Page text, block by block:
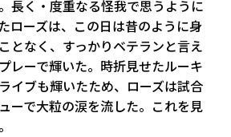
長く・度重なる怪我で思うように
ローズは、この日は昔のように身
となく、すっかりベテランと言え
レーで輝いた。時折見せたルーキ
イブも輝いたため、ローズは試合
ーで大粒の涙を流した。これを見